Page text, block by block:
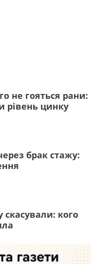
не гояться рани:
рівень цинку
брак стажу:
скасували: кого